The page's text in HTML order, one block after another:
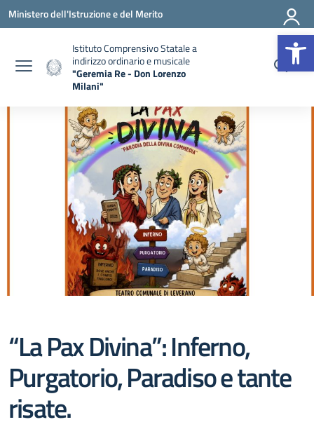
Vai ai contenuti
Vai al menu di navigazione
Vai al footer
Ministero dell'Istruzione e del Merito
Istituto Comprensivo Statale a
indirizzo ordinario e musicale
"Geremia Re - Don Lorenzo
Milani"
“La Pax Divina”: Inferno,
Purgatorio, Paradiso e tante
risate.